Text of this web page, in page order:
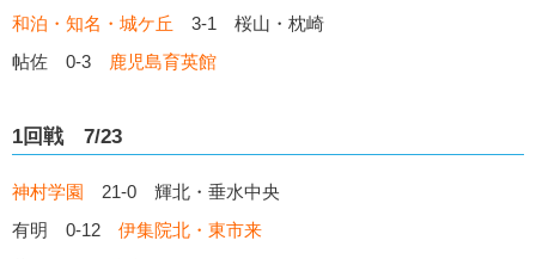
和泊・知名・城ケ丘 3-1 桜山・枕崎
帖佐 0-3
鹿児島育英館
1回戦 7/23
神村学園 21-0 輝北・垂水中央
有明 0-12 伊集院北・東市来